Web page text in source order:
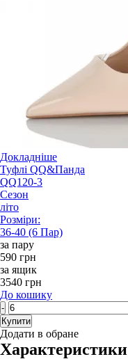
Докладніше
Туфлі QQ&Панда
QQ120-3
Сезон
літо
Розміри:
36-40 (6 Пар)
за пару
590 грн
за ящик
3540 грн
До кошику
-
Купити
Додати в обране
Характеристики